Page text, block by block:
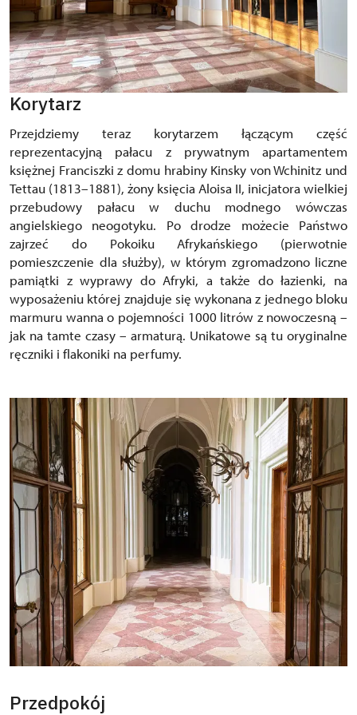
Korytarz
Przejdziemy teraz korytarzem łączącym część
reprezentacyjną pałacu z prywatnym apartamentem
księżnej Franciszki z domu hrabiny Kinsky von Wchinitz und
Tettau (1813–1881), żony księcia Aloisa II, inicjatora wielkiej
przebudowy pałacu w duchu modnego wówczas
angielskiego neogotyku. Po drodze możecie Państwo
zajrzeć do Pokoiku Afrykańskiego (pierwotnie
pomieszczenie dla służby), w którym zgromadzono liczne
pamiątki z wyprawy do Afryki, a także do łazienki, na
wyposażeniu której znajduje się wykonana z jednego bloku
marmuru wanna o pojemności 1000 litrów z nowoczesną –
jak na tamte czasy – armaturą. Unikatowe są tu oryginalne
ręczniki i flakoniki na perfumy.
Przedpokój